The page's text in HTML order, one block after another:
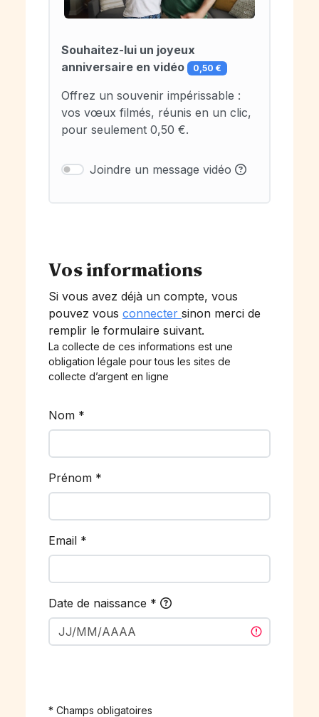
Souhaitez-lui un joyeux
anniversaire en vidéo
0,50 €
Offrez un souvenir impérissable :
vos vœux filmés, réunis en un clic,
pour seulement 0,50 €.
Joindre un message vidéo
Vos informations
Si vous avez déjà un compte, vous
pouvez vous connecter sinon merci de
remplir le formulaire suivant.
La collecte de ces informations est une
obligation légale pour tous les sites de
collecte d’argent en ligne
Nom *
Prénom *
Email *
Date de naissance *
* Champs obligatoires